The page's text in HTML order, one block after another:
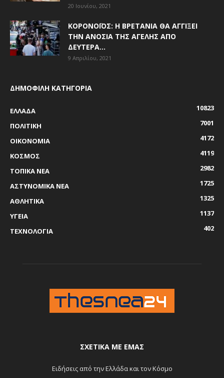
20 Ιουνίου, 2021
ΚΟΡΟΝΟΪΌΣ: Η ΒΡΕΤΑΝΊΑ ΘΑ ΑΓΓΊΞΕΙ
ΤΗΝ ΑΝΟΣΊΑ ΤΗΣ ΑΓΈΛΗΣ ΑΠΌ
ΔΕΥΤΈΡΑ...
9 Απριλίου, 2021
ΔΗΜΟΦΙΛΗ ΚΑΤΗΓΟΡΙΑ
ΕΛΛΑΔΑ
10823
ΠΟΛΙΤΙΚΗ
7001
ΟΙΚΟΝΟΜΙΑ
4172
ΚΟΣΜΟΣ
4119
ΤΟΠΙΚΑ ΝΕΑ
2982
ΑΣΤΥΝΟΜΙΚΑ ΝΕΑ
1725
ΑΘΛΗΤΙΚΑ
1325
ΥΓΕΙΑ
1137
ΤΕΧΝΟΛΟΓΙΑ
402
ΣΧΕΤΙΚΆ ΜΕ ΕΜΆΣ
Ειδήσεις από την Ελλάδα και τον Κόσμο